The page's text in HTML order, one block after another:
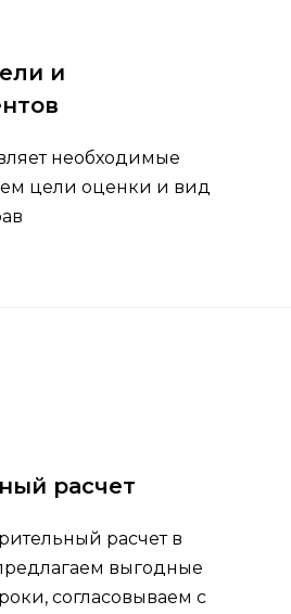
и
необходимые
цели оценки и вид
расчет
расчет в
выгодные
согласовываем с